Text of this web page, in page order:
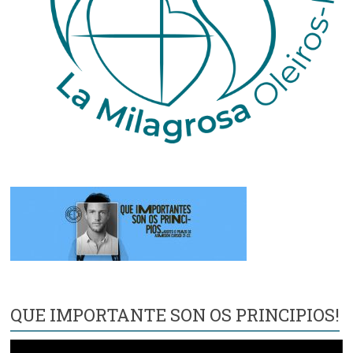
QUE IMPORTANTE SON OS PRINCIPIOS!